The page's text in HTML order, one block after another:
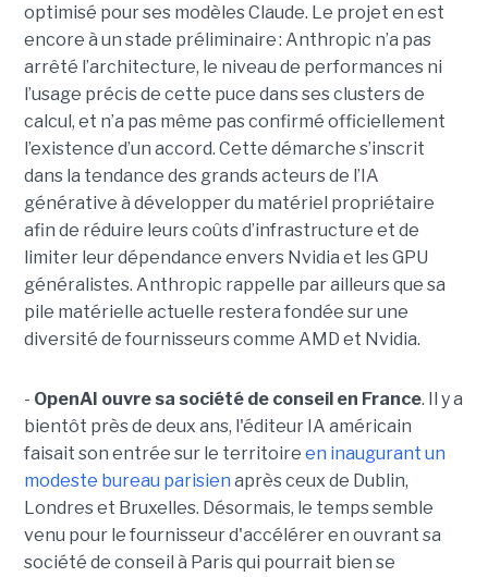
optimisé pour ses modèles Claude. Le projet en est
encore à un stade préliminaire : Anthropic n’a pas
arrêté l’architecture, le niveau de performances ni
l’usage précis de cette puce dans ses clusters de
calcul, et n’a pas même pas confirmé officiellement
l’existence d’un accord. Cette démarche s’inscrit
dans la tendance des grands acteurs de l’IA
générative à développer du matériel propriétaire
afin de réduire leurs coûts d’infrastructure et de
limiter leur dépendance envers Nvidia et les GPU
généralistes. Anthropic rappelle par ailleurs que sa
pile matérielle actuelle restera fondée sur une
diversité de fournisseurs comme AMD et Nvidia.
- OpenAI ouvre sa société de conseil en France. Il y a
bientôt près de deux ans, l'éditeur IA américain
faisait son entrée sur le territoire en inaugurant un
modeste bureau parisien après ceux de Dublin,
Londres et Bruxelles. Désormais, le temps semble
venu pour le fournisseur d'accélérer en ouvrant sa
société de conseil à Paris qui pourrait bien se